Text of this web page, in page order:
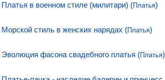
Платья в военном стиле (милитари) ( Платья)
Морской стиль в женских нарядах ( Платья)
Эволюция фасона свадебного платья ( Платья)